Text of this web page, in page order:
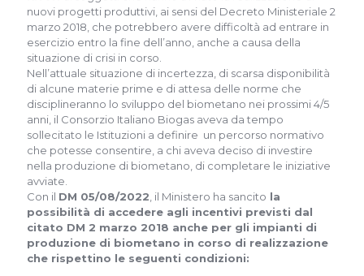
nuovi progetti produttivi, ai sensi del Decreto Ministeriale 2
marzo 2018, che potrebbero avere difficoltà ad entrare in
esercizio entro la fine dell’anno, anche a causa della
situazione di crisi in corso.
Nell’attuale situazione di incertezza, di scarsa disponibilità
di alcune materie prime e di attesa delle norme che
disciplineranno lo sviluppo del biometano nei prossimi 4/5
anni, il Consorzio Italiano Biogas aveva da tempo
sollecitato le Istituzioni a definire un percorso normativo
che potesse consentire, a chi aveva deciso di investire
nella produzione di biometano, di completare le iniziative
avviate.
Con il DM 05/08/2022, il Ministero ha sancito la
possibilità di accedere agli incentivi previsti dal
citato DM 2 marzo 2018 anche per gli impianti di
produzione di biometano in corso di realizzazione
che rispettino le seguenti condizioni: